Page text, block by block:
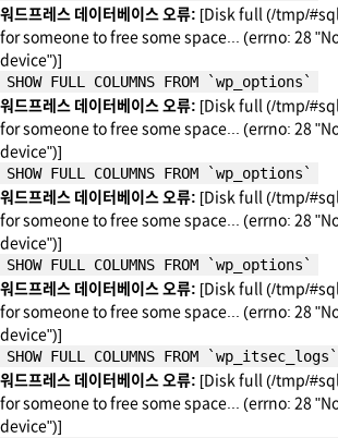
워드프레스 데이터베이스 오류: [Disk full (/tmp/
for someone to free some space... (errno: 28
device")]
SHOW FULL COLUMNS FROM `wp_options`
워드프레스 데이터베이스 오류: [Disk full (/tmp/
for someone to free some space... (errno: 28
device")]
SHOW FULL COLUMNS FROM `wp_options`
워드프레스 데이터베이스 오류: [Disk full (/tmp/
for someone to free some space... (errno: 28
device")]
SHOW FULL COLUMNS FROM `wp_options`
워드프레스 데이터베이스 오류: [Disk full (/tmp/
for someone to free some space... (errno: 28
device")]
SHOW FULL COLUMNS FROM `wp_itsec_logs`
워드프레스 데이터베이스 오류: [Disk full (/tmp/
for someone to free some space... (errno: 28
device")]